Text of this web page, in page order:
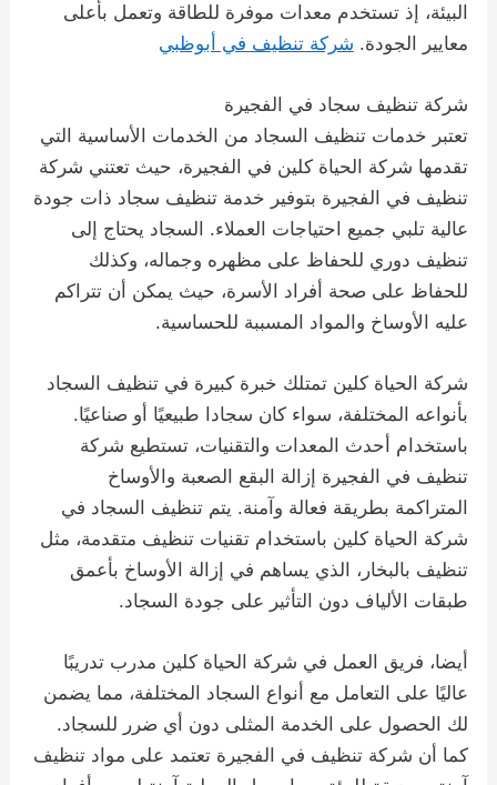
البيئة، إذ تستخدم معدات موفرة للطاقة وتعمل بأعلى
معايير الجودة. شركة تنظيف في أبوظبي
شركة تنظيف سجاد في الفجيرة
تعتبر خدمات تنظيف السجاد من الخدمات الأساسية التي
تقدمها شركة الحياة كلين في الفجيرة، حيث تعتني شركة
تنظيف في الفجيرة بتوفير خدمة تنظيف سجاد ذات جودة
عالية تلبي جميع احتياجات العملاء. السجاد يحتاج إلى
تنظيف دوري للحفاظ على مظهره وجماله، وكذلك
للحفاظ على صحة أفراد الأسرة، حيث يمكن أن تتراكم
عليه الأوساخ والمواد المسببة للحساسية.
شركة الحياة كلين تمتلك خبرة كبيرة في تنظيف السجاد
بأنواعه المختلفة، سواء كان سجادا طبيعيًا أو صناعيًا.
باستخدام أحدث المعدات والتقنيات، تستطيع شركة
تنظيف في الفجيرة إزالة البقع الصعبة والأوساخ
المتراكمة بطريقة فعالة وآمنة. يتم تنظيف السجاد في
شركة الحياة كلين باستخدام تقنيات تنظيف متقدمة، مثل
تنظيف بالبخار، الذي يساهم في إزالة الأوساخ بأعمق
طبقات الألياف دون التأثير على جودة السجاد.
أيضا، فريق العمل في شركة الحياة كلين مدرب تدريبًا
عاليًا على التعامل مع أنواع السجاد المختلفة، مما يضمن
لك الحصول على الخدمة المثلى دون أي ضرر للسجاد.
كما أن شركة تنظيف في الفجيرة تعتمد على مواد تنظيف